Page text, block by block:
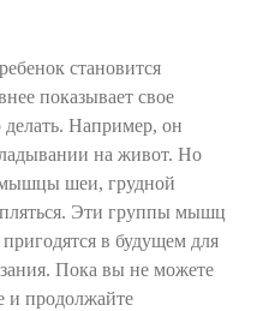
становится
показывает свое
Например, он
на живот. Но
мышцы шеи, грудной
Эти группы мышц
в будущем для
Пока вы не можете
и продолжайте